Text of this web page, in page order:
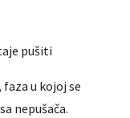
pušiti
u kojoj se
nepušača.